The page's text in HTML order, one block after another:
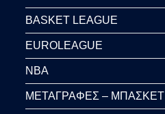
BASKET LEAGUE
EUROLEAGUE
NBA
ΜΕΤΑΓΡΑΦΕΣ – ΜΠΑΣΚΕΤ